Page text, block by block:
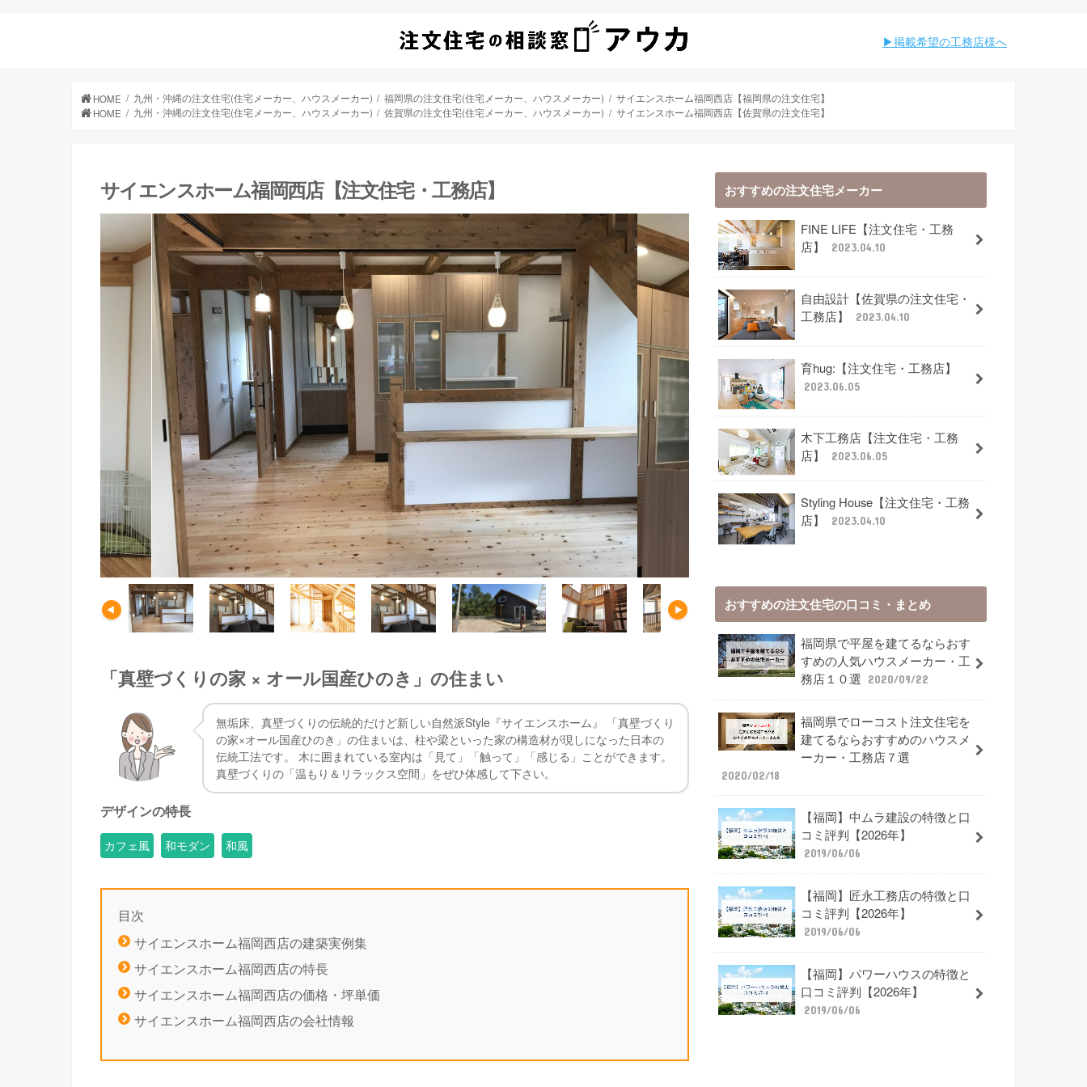
︎︎掲載希望の工務店様へ
HOME 九州・沖縄の注文住宅(住宅メーカー、ハウスメーカー) 福岡県の注文住宅(住宅メーカー、ハウスメーカー)
サイエンスホーム福岡西店【福岡県の注文住宅】
HOME
九州・沖縄の注文住宅(住宅メーカー、ハウスメーカー) 佐賀県の注文住宅(住宅メーカー、ハウスメーカー) サイエンスホーム福岡西店【佐賀県の注文住宅】
サイエンスホーム福岡西店【注文住宅・工務店】
「真壁づくりの家 × オール国産ひのき」の住まい
無垢床、真壁づくりの伝統的だけど新しい自然派Style『サイエンスホーム』 「真壁づくり
の家×オール国産ひのき」の住まいは、柱や梁といった家の構造材が現しになった日本の
伝統工法です。 木に囲まれている室内は「見て」「触って」「感じる」ことができます。
真壁づくりの「温もり＆リラックス空間」をぜひ体感して下さい。
デザインの特長
カフェ風 和モダン 和風
目次
サイエンスホーム福岡西店の建築実例集
サイエンスホーム福岡西店の特長
サイエンスホーム福岡西店の価格・坪単価
サイエンスホーム福岡西店の会社情報
おすすめの注文住宅メーカー
FINE LIFE【注文住宅・工務
店】
2023.04.10
自由設計【佐賀県の注文住宅・
工務店】
2023.04.10
育hug:【注文住宅・工務店】
2023.06.05
木下工務店【注文住宅・工務
店】
2023.06.05
Styling House【注文住宅・工務
店】
2023.04.10
おすすめの注文住宅の口コミ・まとめ
福岡県で平屋を建てるならおす
すめの人気ハウスメーカー・工
務店１０選
2020/09/22
福岡県でローコスト注文住宅を
建てるならおすすめのハウスメ
ーカー・工務店７選
2020/02/18
【福岡】中ムラ建設の特徴と口
コミ評判【2026年】
2019/06/06
【福岡】匠永工務店の特徴と口
コミ評判【2026年】
2019/06/06
【福岡】パワーハウスの特徴と
口コミ評判【2026年】
2019/06/06